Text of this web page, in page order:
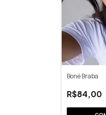
Boné Braba
R$84,00